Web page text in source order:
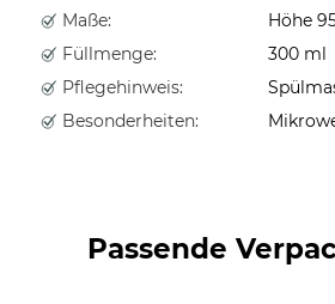
Maße:
Höhe
Füllmenge:
300 ml
Pflegehinweis:
Besonderheiten:
Passende